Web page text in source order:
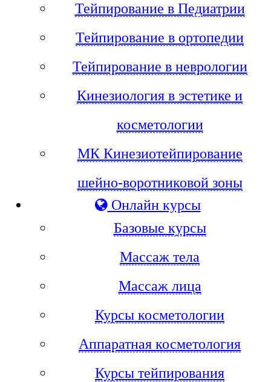
Тейпирование в Педиатрии
Тейпирование в ортопедии
Тейпирование в неврологии
Кинезиология в эстетике и
косметологии
МК Кинезиотейпирование
шейно-воротниковой зоны
Онлайн курсы
Базовые курсы
Массаж тела
Массаж лица
Курсы косметологии
Аппаратная косметология
Курсы тейпирования